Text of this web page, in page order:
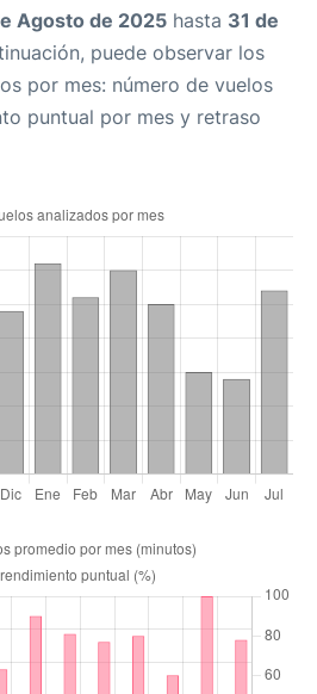
Agosto de 2025 hasta 31 de
puede observar los
por mes: número de vuelos
puntual por mes y retraso